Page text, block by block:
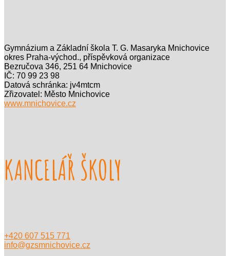
Gymnázium a Základní škola T. G. Masaryka Mnichovice
okres Praha-východ., příspěvková organizace
Bezručova 346, 251 64 Mnichovice
IČ: 70 99 23 98
Datová schránka: jv4mtcm
Zřizovatel: Město Mnichovice
www.mnichovice.cz
KANCELÁŘ ŠKOLY
+420 607 515 771
info@gzsmnichovice.cz